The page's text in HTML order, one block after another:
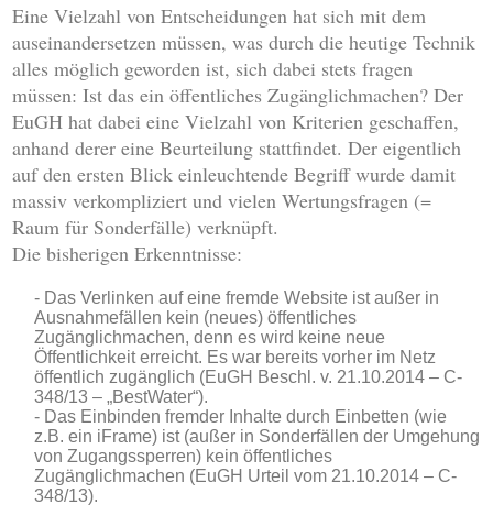
Eine Vielzahl von Entscheidungen hat sich mit dem
auseinandersetzen müssen, was durch die heutige Technik
alles möglich geworden ist, sich dabei stets fragen
müssen: Ist das ein öffentliches Zugänglichmachen? Der
EuGH hat dabei eine Vielzahl von Kriterien geschaffen,
anhand derer eine Beurteilung stattfindet. Der eigentlich
auf den ersten Blick einleuchtende Begriff wurde damit
massiv verkompliziert und vielen Wertungsfragen (=
Raum für Sonderfälle) verknüpft.
Die bisherigen Erkenntnisse:
Das Verlinken auf eine fremde Website ist außer in
Ausnahmefällen kein (neues) öffentliches
Zugänglichmachen, denn es wird keine neue
Öffentlichkeit erreicht. Es war bereits vorher im Netz
öffentlich zugänglich (EuGH Beschl. v. 21.10.2014 – C-
348/13 – „BestWater“).
Das Einbinden fremder Inhalte durch Einbetten (wie
z.B. ein iFrame) ist (außer in Sonderfällen der Umgehung
von Zugangssperren) kein öffentliches
Zugänglichmachen (EuGH Urteil vom 21.10.2014 – C-
348/13).